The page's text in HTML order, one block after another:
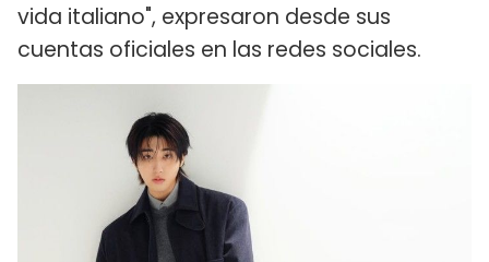
vida italiano", expresaron desde sus
cuentas oficiales en las redes sociales.